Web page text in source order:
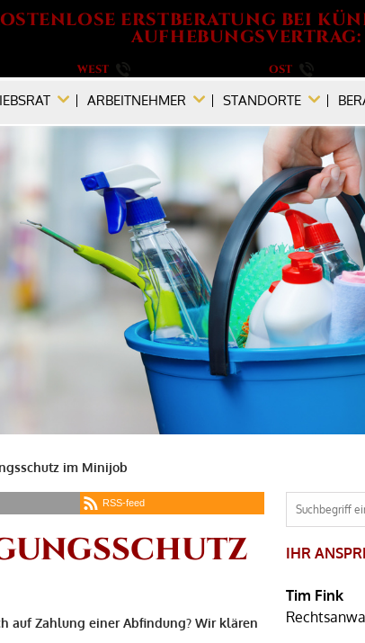
ERSTBERATUNG BEI
AUFHEBUNGSVERTRAG:
WEST OST
ARBEITNEHMER STANDORTE
im Minijob
RSS-feed
auf Zahlung einer Abfindung? Wir klären
IHR
Tim Fink